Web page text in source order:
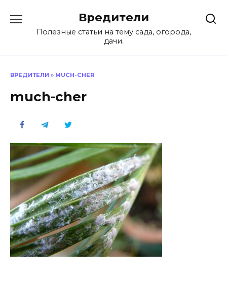
содержанию
Вредители
Полезные статьи на тему сада, огорода,
дачи.
ВРЕДИТЕЛИ » MUCH-CHER
much-cher